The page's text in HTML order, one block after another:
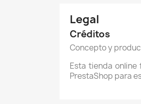
Legal
Créditos
Concepto y
Esta tienda
PrestaShop para